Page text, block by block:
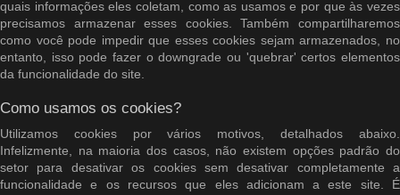
quais informações eles coletam, como as usamos e por que às vezes
precisamos armazenar esses cookies. Também compartilharemos
como você pode impedir que esses cookies sejam armazenados, no
entanto, isso pode fazer o downgrade ou 'quebrar' certos elementos
da funcionalidade do site.
Como usamos os cookies?
Utilizamos cookies por vários motivos, detalhados abaixo.
Infelizmente, na maioria dos casos, não existem opções padrão do
setor para desativar os cookies sem desativar completamente a
funcionalidade e os recursos que eles adicionam a este site. É